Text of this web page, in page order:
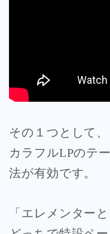
その１つとして、
カラフルLPのテ
法が有効です。
「エレメンター